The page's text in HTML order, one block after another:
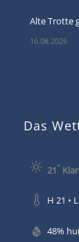
Alte Trotte
16.08.2026
Das
21°
H 21 •
48%